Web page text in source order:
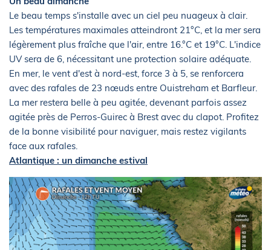
Le beau temps s'installe avec un ciel peu nuageux à clair.
Les températures maximales atteindront 21°C, et la mer sera
légèrement plus fraîche que l'air, entre 16.°C et 19°C. L'indice
UV sera de 6, nécessitant une protection solaire adéquate.
En mer, le vent d'est à nord-est, force 3 à 5, se renforcera
avec des rafales de 23 nœuds entre Ouistreham et Barfleur.
La mer restera belle à peu agitée, devenant parfois assez
agitée près de Perros-Guirec à Brest avec du clapot. Profitez
de la bonne visibilité pour naviguer, mais restez vigilants
face aux rafales.
Atlantique : un dimanche estival